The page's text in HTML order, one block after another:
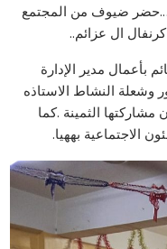
ضيوف من المجتمع
ال عزائم..
بأعمال مدير الإدارة
وشعلة النشاط الاستاذه
مشاركتها الثمينة .كما
الاجتماعية بههيا.